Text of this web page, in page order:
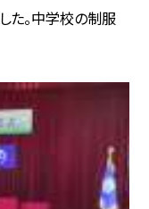
た。中学校の制服